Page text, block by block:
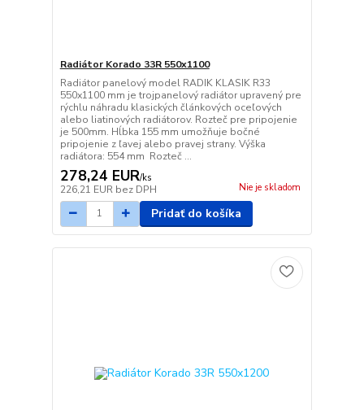
Radiátor Korado 33R 550x1100
Radiátor panelový model RADIK KLASIK R33
550x1100 mm je trojpanelový radiátor upravený pre
rýchlu náhradu klasických článkových oceľových
alebo liatinových radiátorov. Rozteč pre pripojenie
je 500mm. Hĺbka 155 mm umožňuje bočné
pripojenie z ľavej alebo pravej strany. Výška
radiátora: 554 mm Rozteč ...
278,24 EUR/ks
226,21 EUR bez DPH Nie je skladom
Pridať do košíka